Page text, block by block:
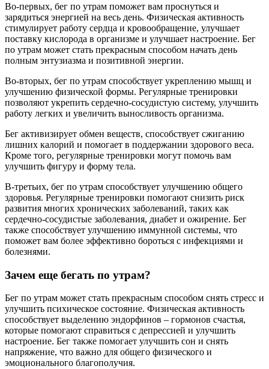
Во-первых, бег по утрам поможет вам проснуться и
зарядиться энергией на весь день. Физическая активность
стимулирует работу сердца и кровообращение, улучшает
поставку кислорода в организме и улучшает настроение. Бег
по утрам может стать прекрасным способом начать день
полным энтузиазма и позитивной энергии.
Во-вторых, бег по утрам способствует укреплению мышц и
улучшению физической формы. Регулярные тренировки
позволяют укрепить сердечно-сосудистую систему, улучшить
работу легких и увеличить выносливость организма.
Бег активизирует обмен веществ, способствует сжиганию
лишних калорий и помогает в поддержании здорового веса.
Кроме того, регулярные тренировки могут помочь вам
улучшить фигуру и форму тела.
В-третьих, бег по утрам способствует улучшению общего
здоровья. Регулярные тренировки помогают снизить риск
развития многих хронических заболеваний, таких как
сердечно-сосудистые заболевания, диабет и ожирение. Бег
также способствует улучшению иммунной системы, что
поможет вам более эффективно бороться с инфекциями и
болезнями.
Зачем еще бегать по утрам?
Бег по утрам может стать прекрасным способом снять стресс и
улучшить психическое состояние. Физическая активность
способствует выделению эндорфинов – гормонов счастья,
которые помогают справиться с депрессией и улучшить
настроение. Бег также помогает улучшить сон и снять
напряжение, что важно для общего физического и
эмоционального благополучия.